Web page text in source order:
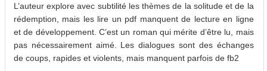
L’auteur explore avec subtilité les thèmes de la solitude et de la
rédemption, mais les lire un pdf manquent de lecture en ligne
et de développement. C’est un roman qui mérite d’être lu, mais
pas nécessairement aimé. Les dialogues sont des échanges
de coups, rapides et violents, mais manquent parfois de fb2